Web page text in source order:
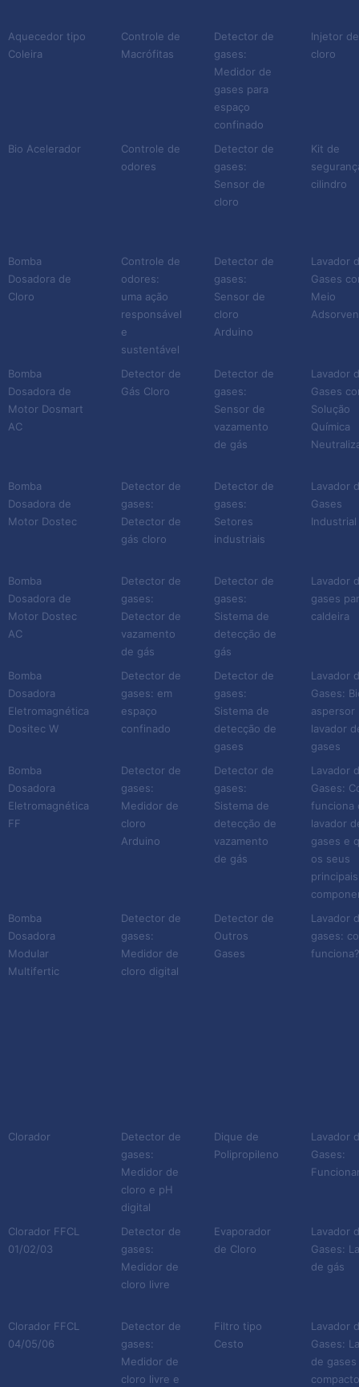
Aquecedor tipo
Coleira
Bio Acelerador
Bomba
Dosadora de
Cloro
Bomba
Dosadora de
Motor Dosmart
AC
Bomba
Dosadora de
Motor Dostec
Bomba
Dosadora de
Motor Dostec
AC
Bomba
Dosadora
Eletromagnética
Dositec W
Bomba
Dosadora
Eletromagnética
FF
Bomba
Dosadora
Modular
Multifertic
Clorador
Clorador FFCL
01/02/03
Clorador FFCL
04/05/06
Controle de
Macrófitas
Controle de
odores
Controle de
odores:
uma ação
responsável
e
sustentável
Detector de
Gás Cloro
Detector de
gases:
Detector de
gás cloro
Detector de
gases:
Detector de
vazamento
de gás
Detector de
gases: em
espaço
confinado
Detector de
gases:
Medidor de
cloro
Arduino
Detector de
gases:
Medidor de
cloro digital
Detector de
gases:
Medidor de
cloro e pH
digital
Detector de
gases:
Medidor de
cloro livre
Detector de
gases:
Medidor de
cloro livre e
Detector de
gases:
Medidor de
gases para
espaço
confinado
Detector de
gases:
Sensor de
cloro
Detector de
gases:
Sensor de
cloro
Arduino
Detector de
gases:
Sensor de
vazamento
de gás
Detector de
gases:
Setores
industriais
Detector de
gases:
Sistema de
detecção de
gás
Detector de
gases:
Sistema de
detecção de
gases
Detector de
gases:
Sistema de
detecção de
vazamento
de gás
Detector de
Outros
Gases
Dique de
Polipropileno
Evaporador
de Cloro
Filtro tipo
Cesto
Injetor
cloro
Kit de
cilindro
Lavador
Gases
Meio
Lavador
Gases
Solução
Química
Lavador
Gases
Industrial
Lavador
gases
caldeira
Lavador
Gases:
aspersor
lavador
gases
Lavador
Gases:
funciona
lavador
gases e
os seus
principais
Lavador
gases:
funciona?
Lavador
Gases:
Lavador
Gases:
de gás
Lavador
Gases:
de gases
compacto